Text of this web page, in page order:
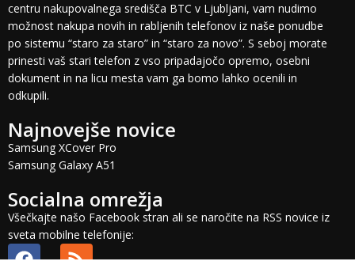
centru nakupovalnega središča BTC v Ljubljani, vam nudimo
možnost nakupa novih in rabljenih telefonov iz naše ponudbe
po sistemu “staro za staro” in “staro za novo”. S seboj morate
prinesti vaš stari telefon z vso pripadajočo opremo, osebni
dokument in na licu mesta vam ga bomo lahko ocenili in
odkupili.
Najnovejše novice
Samsung XCover Pro
Samsung Galaxy A51
Socialna omrežja
Všečkajte našo Facebook stran ali se naročite na RSS novice iz
sveta mobilne telefonije: